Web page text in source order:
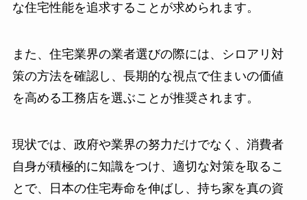
な住宅性能を追求することが求められます。
また、住宅業界の業者選びの際には、シロアリ対
策の方法を確認し、長期的な視点で住まいの価値
を高める工務店を選ぶことが推奨されます。
現状では、政府や業界の努力だけでなく、消費者
自身が積極的に知識をつけ、適切な対策を取るこ
とで、日本の住宅寿命を伸ばし、持ち家を真の資